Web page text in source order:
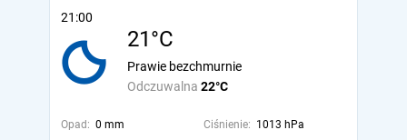
21:00
21°C
Odczuwalna 22°C
Prawie bezchmurnie
Opad: 0 mm Ciśnienie: 1013 hPa